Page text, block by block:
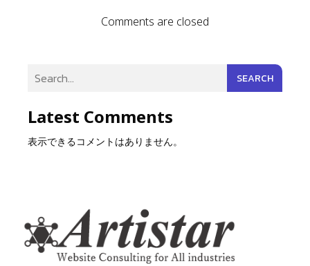
SEARCH
Latest Comments
表示できるコメントはありません。
Comments are closed